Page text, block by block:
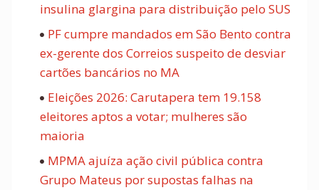
insulina glargina para distribuição pelo SUS
PF cumpre mandados em São Bento contra
ex-gerente dos Correios suspeito de desviar
cartões bancários no MA
Eleições 2026: Carutapera tem 19.158
eleitores aptos a votar; mulheres são
maioria
MPMA ajuíza ação civil pública contra
Grupo Mateus por supostas falhas na